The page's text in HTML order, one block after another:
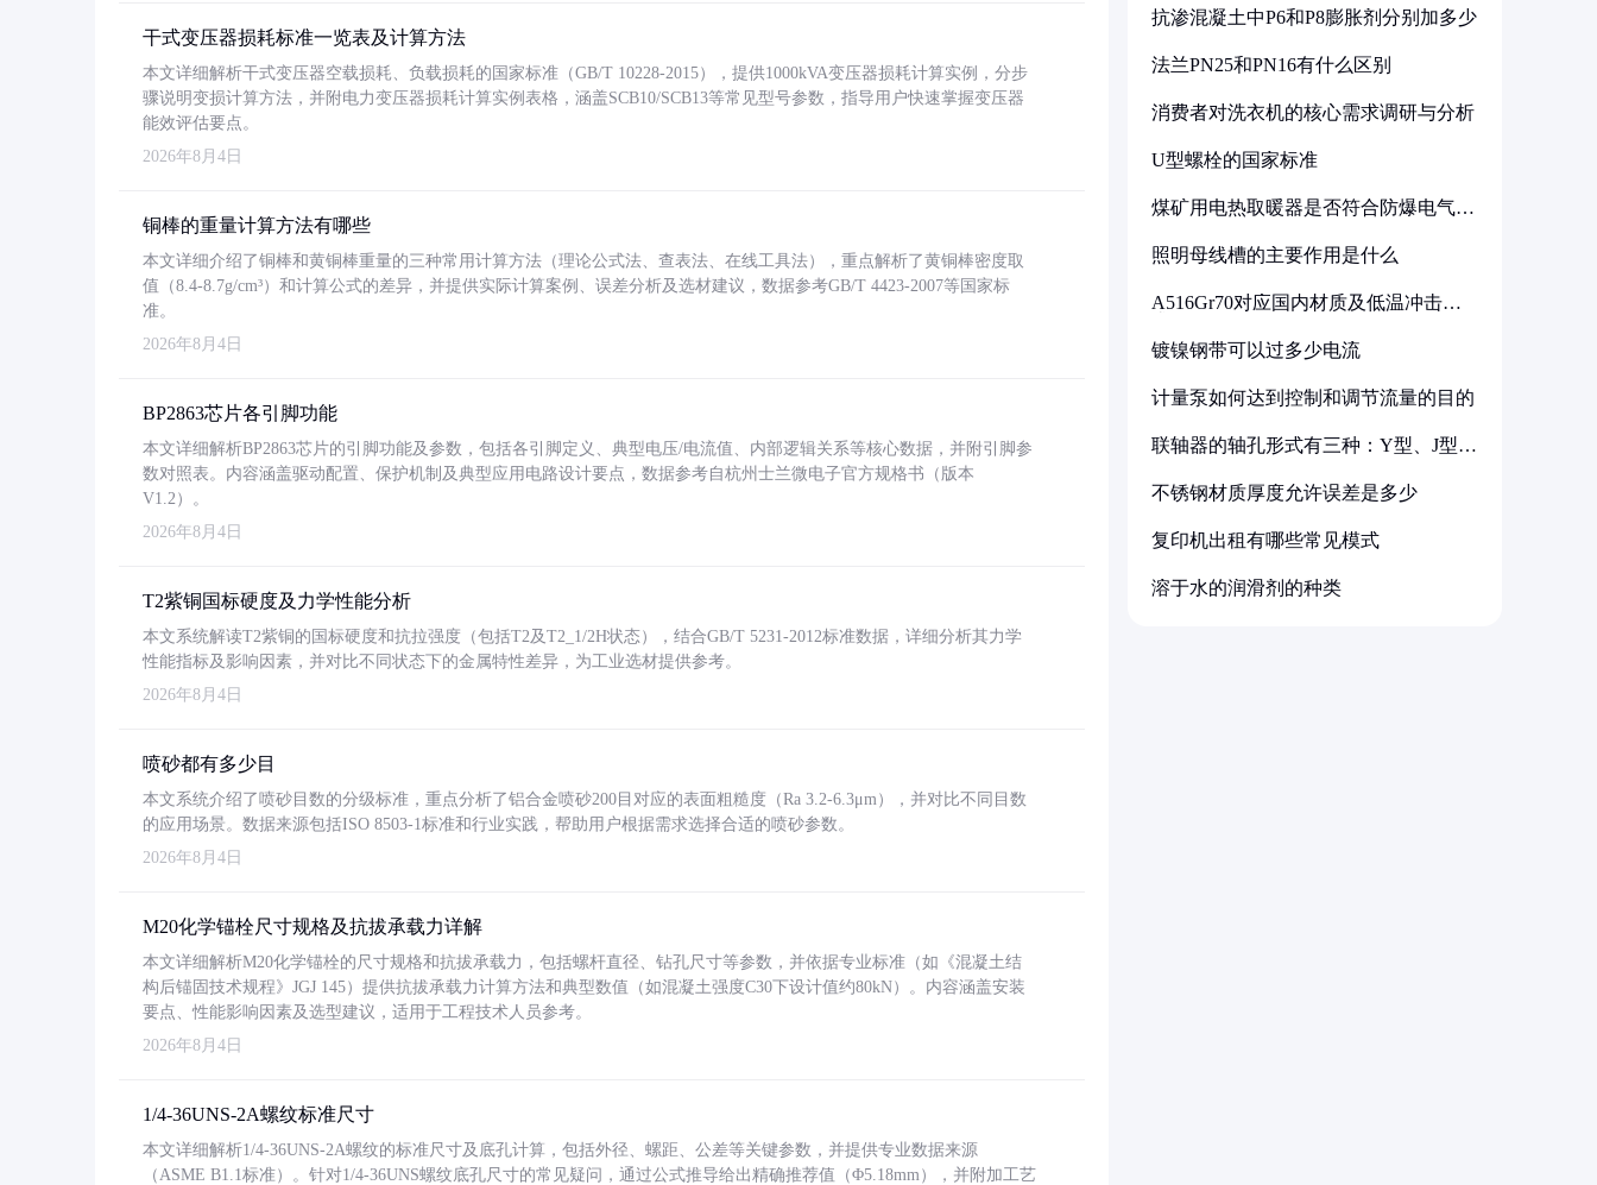
干式变压器损耗标准一览表及计算方法
本文详细解析干式变压器空载损耗、负载损耗的国家标准（GB/T 10228-2015），提供1000kVA变压器损耗计算实例，分步
骤说明变损计算方法，并附电力变压器损耗计算实例表格，涵盖SCB10/SCB13等常见型号参数，指导用户快速掌握变压器
能效评估要点。
2026年8月4日
铜棒的重量计算方法有哪些
本文详细介绍了铜棒和黄铜棒重量的三种常用计算方法（理论公式法、查表法、在线工具法），重点解析了黄铜棒密度取
值（8.4-8.7g/cm³）和计算公式的差异，并提供实际计算案例、误差分析及选材建议，数据参考GB/T 4423-2007等国家标
准。
2026年8月4日
BP2863芯片各引脚功能
本文详细解析BP2863芯片的引脚功能及参数，包括各引脚定义、典型电压/电流值、内部逻辑关系等核心数据，并附引脚参
数对照表。内容涵盖驱动配置、保护机制及典型应用电路设计要点，数据参考自杭州士兰微电子官方规格书（版本
V1.2）。
2026年8月4日
T2紫铜国标硬度及力学性能分析
本文系统解读T2紫铜的国标硬度和抗拉强度（包括T2及T2_1/2H状态），结合GB/T 5231-2012标准数据，详细分析其力学
性能指标及影响因素，并对比不同状态下的金属特性差异，为工业选材提供参考。
2026年8月4日
喷砂都有多少目
本文系统介绍了喷砂目数的分级标准，重点分析了铝合金喷砂200目对应的表面粗糙度（Ra 3.2-6.3μm），并对比不同目数
的应用场景。数据来源包括ISO 8503-1标准和行业实践，帮助用户根据需求选择合适的喷砂参数。
2026年8月4日
M20化学锚栓尺寸规格及抗拔承载力详解
本文详细解析M20化学锚栓的尺寸规格和抗拔承载力，包括螺杆直径、钻孔尺寸等参数，并依据专业标准（如《混凝土结
构后锚固技术规程》JGJ 145）提供抗拔承载力计算方法和典型数值（如混凝土强度C30下设计值约80kN）。内容涵盖安装
要点、性能影响因素及选型建议，适用于工程技术人员参考。
2026年8月4日
1/4-36UNS-2A螺纹标准尺寸
本文详细解析1/4-36UNS-2A螺纹的标准尺寸及底孔计算，包括外径、螺距、公差等关键参数，并提供专业数据来源
（ASME B1.1标准）。针对1/4-36UNS螺纹底孔尺寸的常见疑问，通过公式推导给出精确推荐值（Φ5.18mm），并附加工艺
抗渗混凝土中P6和P8膨胀剂分别加多少
法兰PN25和PN16有什么区别
消费者对洗衣机的核心需求调研与分析
U型螺栓的国家标准
煤矿用电热取暖器是否符合防爆电气设
照明母线槽的主要作用是什么
A516Gr70对应国内材质及低温冲击要
镀镍钢带可以过多少电流
计量泵如何达到控制和调节流量的目的
联轴器的轴孔形式有三种：Y型、J型、
不锈钢材质厚度允许误差是多少
复印机出租有哪些常见模式
溶于水的润滑剂的种类